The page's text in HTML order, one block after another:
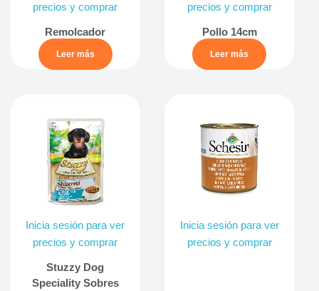
precios y comprar
Remolcador
Leer más
precios y comprar
Pollo 14cm
Leer más
Inicia sesión para ver
precios y comprar
Stuzzy Dog
Speciality Sobres
Inicia sesión para ver
precios y comprar